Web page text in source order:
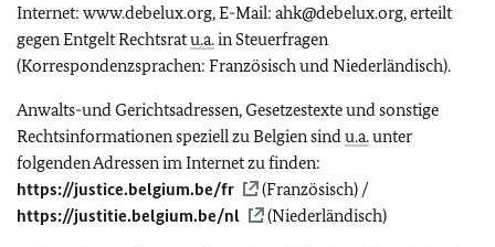
Internet: www.debelux.org, E-Mail: ahk@debelux.org, erteilt
gegen Entgelt Rechtsratu.a.in Steuerfragen
(Korrespondenzsprachen: Französisch und Niederländisch).
Anwalts-und Gerichtsadressen, Gesetzestexte und sonstige
Rechtsinformationen speziell zu Belgien sind u.a.unter
folgenden Adressen im Internet zu finden:
https://justice.belgium.be/fr
(Französisch) /
https://justitie.belgium.be/nl
(Niederländisch)